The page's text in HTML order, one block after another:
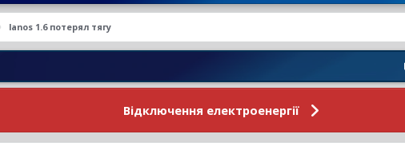
lanos 1.6 потерял тягу
Новини
Відключення електроенергії